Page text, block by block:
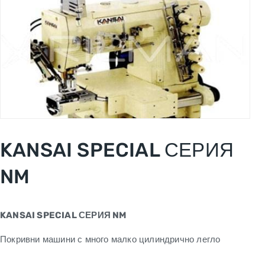
KANSAI SPECIAL СЕРИЯ
NM
KANSAI SPECIAL СЕРИЯ NM
Покривни машини с много малко цилиндрично легло